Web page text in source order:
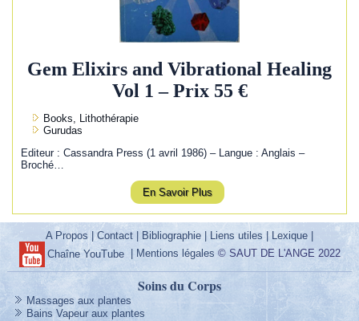
Gem Elixirs and Vibrational Healing
Vol 1 – Prix 55 €
Books, Lithothérapie
Gurudas
Editeur : Cassandra Press (1 avril 1986) – Langue : Anglais –
Broché…
En Savoir Plus
A Propos |Contact | Bibliographie | Liens utiles| Lexique |
Chaîne YouTube| Mentions légales © SAUT DE L'ANGE 2022
Soins du Corps
Massages aux plantes
Bains Vapeur aux plantes